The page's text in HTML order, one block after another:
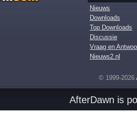
Nieuws
Downloads
Top Downloads
Discussie
Vraag en
Nieuws2.nl
© 1999-2026
AfterDawn is